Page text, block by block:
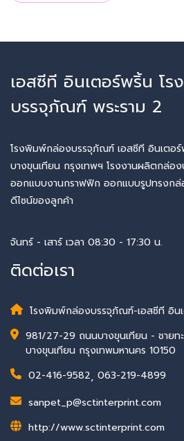
เอสซีที อินเตอร์พริ้น โ
บรรจุภัณฑ์ พระราม 2
โรงพิมพ์กล่องบรรจุภัณฑ์ เอสซีที อินเตอร์
บางขุนเทียน กรุงเทพฯ โรงงานผลิตกล่อ
ออกแบบงานกราฟฟิก ออกแบบรูปทรงก
ดีไซน์ของลูกค้า
จันทร์ - เสาร์ เวลา 08:30 - 17:30 น.
ติดต่อเรา
โรงพิมพ์กล่องบรรจุภัณฑ์-เอสซีที อิน
981/27-29 ถนนบางขุนเทียน - ชายท
บางขุนเทียน กรุงเทพมหานคร 10150
02-416-9582, 063-219-4899
sanpet_p@sctinterprint.com
http://www.sctinterprint.com